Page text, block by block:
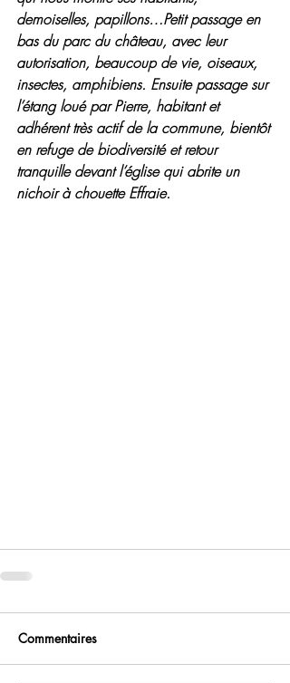
demoiselles, papillons…Petit passage en
bas du parc du château, avec leur
autorisation, beaucoup de vie, oiseaux,
insectes, amphibiens. Ensuite passage sur
l’étang loué par Pierre, habitant et
adhérent très actif de la commune, bientôt
en refuge de biodiversité et retour
tranquille devant l’église qui abrite un
nichoir à chouette Effraie.
Commentaires